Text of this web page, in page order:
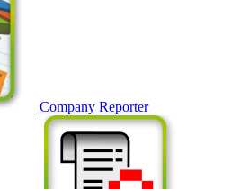
Company Reporter